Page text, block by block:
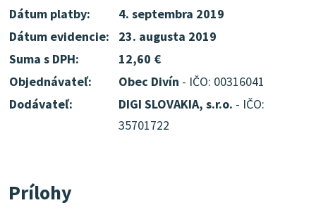
Dátum platby:
4. septembra 2019
Dátum evidencie:
23. augusta 2019
Suma s DPH:
12,60 €
Objednávateľ:
Obec Divín - IČO: 00316041
Dodávateľ:
DIGI SLOVAKIA, s.r.o. - IČO:
35701722
Prílohy